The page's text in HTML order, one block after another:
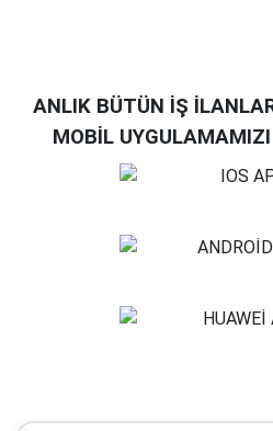
ANLIK BÜTÜN İŞ
MOBİL